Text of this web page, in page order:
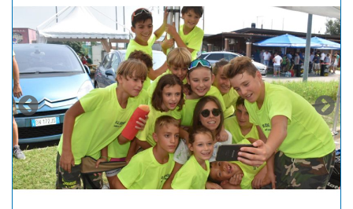
ALBI D'ORO
NEWSLETTER